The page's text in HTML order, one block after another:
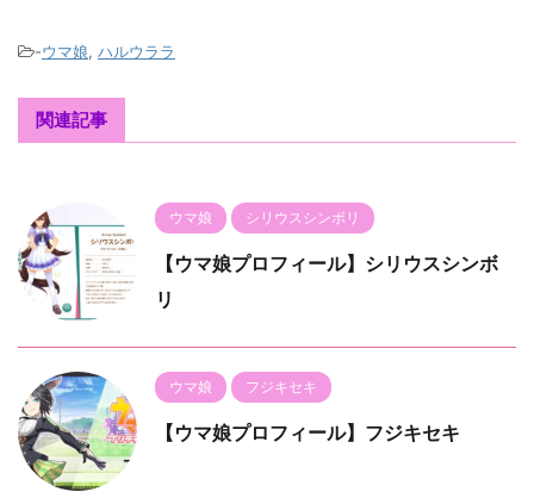
-ウマ娘, ハルウララ
関連記事
ウマ娘 シリウスシンボリ
【ウマ娘プロフィール】シリウスシンボ
リ
ウマ娘 フジキセキ
【ウマ娘プロフィール】フジキセキ